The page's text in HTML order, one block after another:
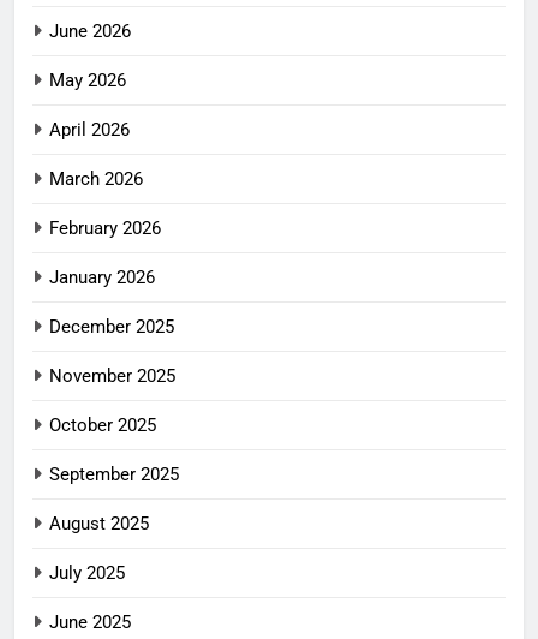
June 2026
May 2026
April 2026
March 2026
February 2026
January 2026
December 2025
November 2025
October 2025
September 2025
August 2025
July 2025
June 2025